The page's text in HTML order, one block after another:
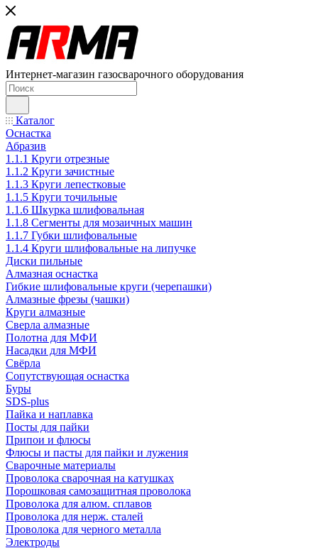
Интернет-магазин газосварочного оборудования
Каталог
Оснастка
Абразив
1.1.1 Круги отрезные
1.1.2 Круги зачистные
1.1.3 Круги лепестковые
1.1.5 Круги точильные
1.1.6 Шкурка шлифовальная
1.1.8 Сегменты для мозаичных машин
1.1.7 Губки шлифовальные
1.1.4 Круги шлифовальные на липучке
Диски пильные
Алмазная оснастка
Гибкие шлифовальные круги (черепашки)
Алмазные фрезы (чашки)
Круги алмазные
Сверла алмазные
Полотна для МФИ
Насадки для МФИ
Свёрла
Сопутствующая оснастка
Буры
SDS-plus
Пайка и наплавка
Посты для пайки
Припои и флюсы
Флюсы и пасты для пайки и лужения
Сварочные материалы
Проволока сварочная на катушках
Порошковая самозащитная проволока
Проволока для алюм. сплавов
Проволока для нерж. сталей
Проволока для черного металла
Электроды